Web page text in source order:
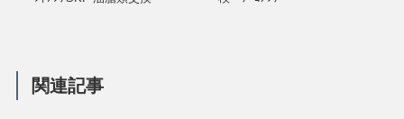
関連記事